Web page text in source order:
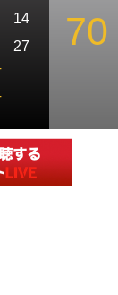
14
27
70